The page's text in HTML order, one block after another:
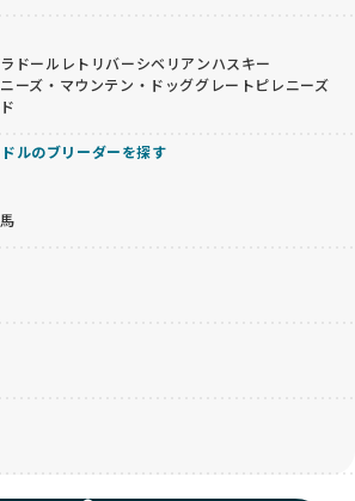
ドールレトリバーシベリアンハスキー
ーズ・マウンテン・ドッググレートピレニーズ
ルのブリーダーを探す